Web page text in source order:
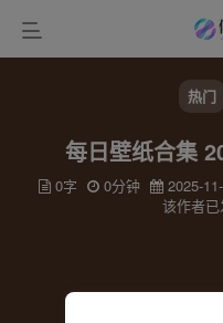
热门
每日壁纸合集
0字 0分钟 2025-
该作者